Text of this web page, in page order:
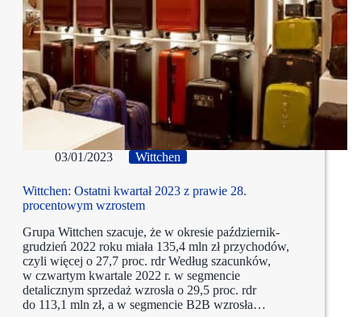
03/01/2023 Wittchen
Wittchen: Ostatni kwartał 2023 z prawie 28.
procentowym wzrostem
Grupa Wittchen szacuje, że w okresie październik-
grudzień 2022 roku miała 135,4 mln zł przychodów,
czyli więcej o 27,7 proc. rdr Według szacunków,
w czwartym kwartale 2022 r. w segmencie
detalicznym sprzedaż wzrosła o 29,5 proc. rdr
do 113,1 mln zł, a w segmencie B2B wzrosła…